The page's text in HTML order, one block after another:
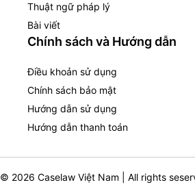
Thuật ngữ pháp lý
Bài viết
Chính sách và Hướng dẫn
Điều khoản sử dụng
Chính sách bảo mật
Hướng dẫn sử dụng
Hướng dẫn thanh toán
© 2026 Caselaw Việt Nam | All rights